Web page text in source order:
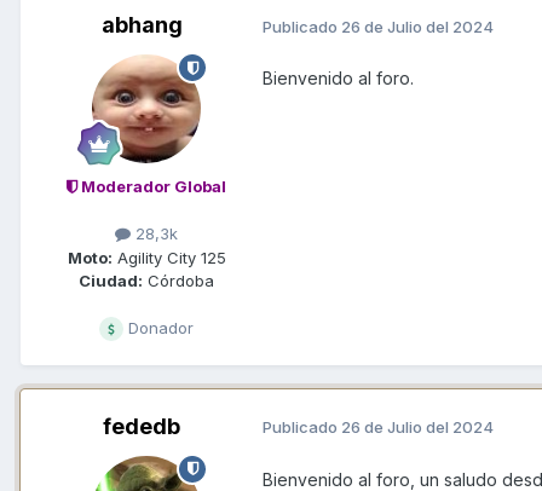
abhang
Moderador Global
28,3k
Moto: Agility City 125
Ciudad: Córdoba
Donador
Publicado 26 de Julio del 2024
Bienvenido al foro.
fededb Publicado 26 de Julio del 2024
Bienvenido al foro, un saludo